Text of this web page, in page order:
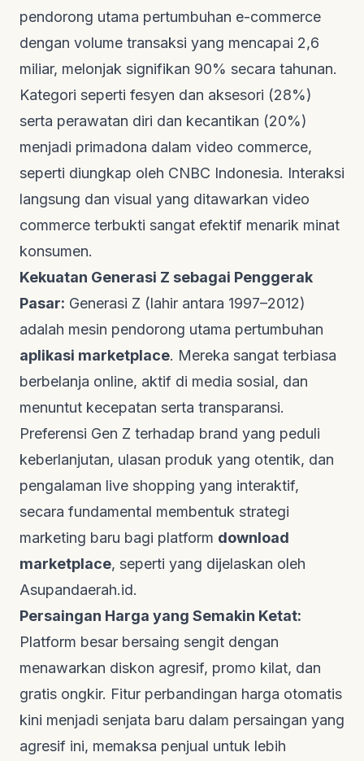
pendorong utama pertumbuhan e-commerce
dengan volume transaksi yang mencapai 2,6
miliar, melonjak signifikan 90% secara tahunan.
Kategori seperti fesyen dan aksesori (28%)
serta perawatan diri dan kecantikan (20%)
menjadi primadona dalam video commerce,
seperti diungkap oleh CNBC Indonesia. Interaksi
langsung dan visual yang ditawarkan video
commerce terbukti sangat efektif menarik minat
konsumen.
Kekuatan Generasi Z sebagai Penggerak
Pasar: Generasi Z (lahir antara 1997–2012)
adalah mesin pendorong utama pertumbuhan
aplikasi marketplace. Mereka sangat terbiasa
berbelanja online, aktif di media sosial, dan
menuntut kecepatan serta transparansi.
Preferensi Gen Z terhadap brand yang peduli
keberlanjutan, ulasan produk yang otentik, dan
pengalaman live shopping yang interaktif,
secara fundamental membentuk strategi
marketing baru bagi platform download
marketplace, seperti yang dijelaskan oleh
Asupandaerah.id.
Persaingan Harga yang Semakin Ketat:
Platform besar bersaing sengit dengan
menawarkan diskon agresif, promo kilat, dan
gratis ongkir. Fitur perbandingan harga otomatis
kini menjadi senjata baru dalam persaingan yang
agresif ini, memaksa penjual untuk lebih